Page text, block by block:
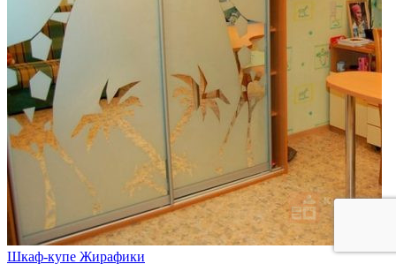
Шкаф-купе Жирафики